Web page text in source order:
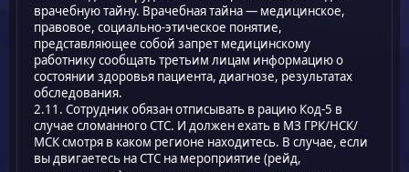
врачебную тайну. Врачебная тайна — медицинское,
правовое, социально-этическое понятие,
представляющее собой запрет медицинскому
работнику сообщать третьим лицам информацию о
состоянии здоровья пациента, диагнозе, результатах
обследования.
2.11. Сотрудник обязан отписывать в рацию Код-5 в
случае сломанного СТС. И должен ехать в МЗ ГРК/НСК/
МСК смотря в каком регионе находитесь. В случае, если
вы двигаетесь на СТС на мероприятие (рейд,